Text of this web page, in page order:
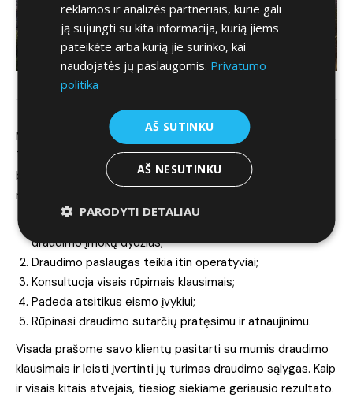
Mes nesame draudimo brokeriai ir draudimų neparduodame.
Tačiau gerai išmanome draudimų sąlygas ir
bendradarbiaujame su patyrusiais draudimo brokeriais, kurie
mūsų įmonės klientams siūlo:
draudimo įmokų dydžius;
Draudimo paslaugas teikia itin operatyviai;
Konsultuoja visais rūpimais klausimais;
Padeda atsitikus eismo įvykiui;
Rūpinasi draudimo sutarčių pratęsimu ir atnaujinimu.
Visada prašome savo klientų pasitarti su mumis draudimo
klausimais ir leisti įvertinti jų turimas draudimo sąlygas. Kaip
ir visais kitais atvejais, tiesiog siekiame geriausio rezultato.
reklamos ir analizės partneriais, kurie gali
ją sujungti su kita informacija, kurią jiems
pateikėte arba kurią jie surinko, kai
naudojatės jų paslaugomis. Privatumo
politika
AŠ SUTINKU
AŠ NESUTINKU
PARODYTI DETALIAU